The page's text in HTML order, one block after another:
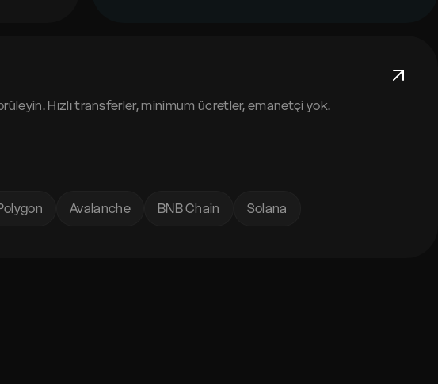
Hızlı transferler, minimum ücretler, emanetçi yok.
Avalanche BNB Chain Solana